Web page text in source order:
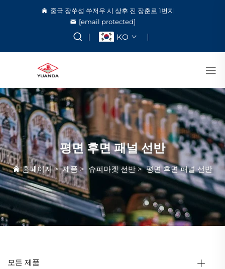
중국 장쑤성 쑤저우 시 상후 진 장춘로 1번지
[email protected]
KO
평면 후면 패널 선반
홈페이지>제품> 슈퍼마켓 선반>평면 후면 패널 선반
모든 제품